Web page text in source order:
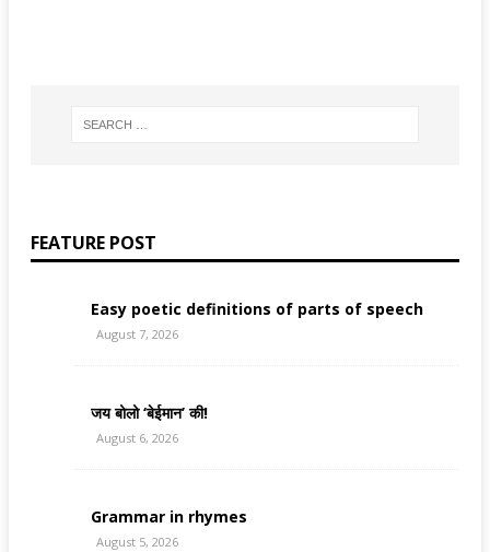
FEATURE POST
Easy poetic definitions of parts of speech
August 7, 2026
जय बोलो ‘बेईमान’ की!
August 6, 2026
Grammar in rhymes
August 5, 2026